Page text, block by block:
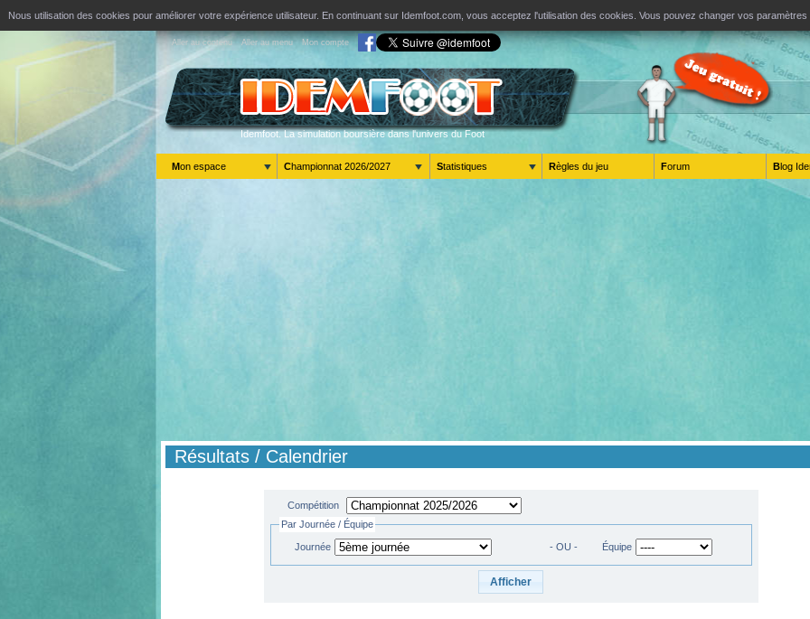
Nous utilisation des cookies pour améliorer votre expérience utilisateur. En continuant sur Idemfoot.com, vous acceptez l'utilisation des cookies. Vous pouvez changer vos
Aller au contenu Aller au menu Mon compte
Idemfoot. La simulation boursière dans l'univers du Foot
Mon espace Championnat 2026/2027 Statistiques Règles du jeu Forum Blog
Résultats / Calendrier
Compétition
Par Journée / Équipe
Journée - OU - Équipe